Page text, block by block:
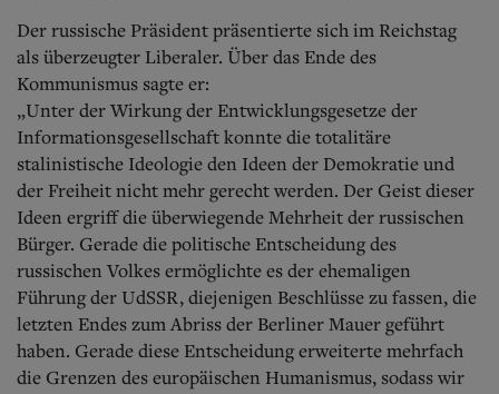
Der russische Präsident präsentierte sich im Reichstag
als überzeugter Liberaler. Über das Ende des
Kommunismus sagte er:
„Unter der Wirkung der Entwicklungsgesetze der
Informationsgesellschaft konnte die totalitäre
stalinistische Ideologie den Ideen der Demokratie und
der Freiheit nicht mehr gerecht werden. Der Geist dieser
Ideen ergriff die überwiegende Mehrheit der russischen
Bürger. Gerade die politische Entscheidung des
russischen Volkes ermöglichte es der ehemaligen
Führung der UdSSR, diejenigen Beschlüsse zu fassen, die
letzten Endes zum Abriss der Berliner Mauer geführt
haben. Gerade diese Entscheidung erweiterte mehrfach
die Grenzen des europäischen Humanismus, sodass wir